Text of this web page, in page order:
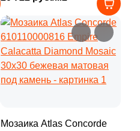
полированная под камень
Мозаика Atlas Concorde